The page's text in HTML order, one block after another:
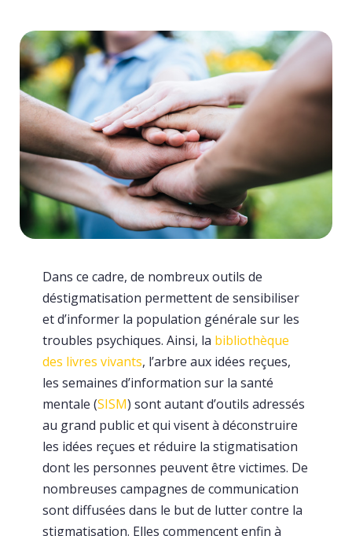
Dans ce cadre, de nombreux outils de
déstigmatisation permettent de sensibiliser
et d’informer la population générale sur les
troubles psychiques. Ainsi, la bibliothèque
des livres vivants, l’arbre aux idées reçues,
les semaines d’information sur la santé
mentale (SISM) sont autant d’outils adressés
au grand public et qui visent à déconstruire
les idées reçues et réduire la stigmatisation
dont les personnes peuvent être victimes. De
nombreuses campagnes de communication
sont diffusées dans le but de lutter contre la
stigmatisation. Elles commencent enfin à